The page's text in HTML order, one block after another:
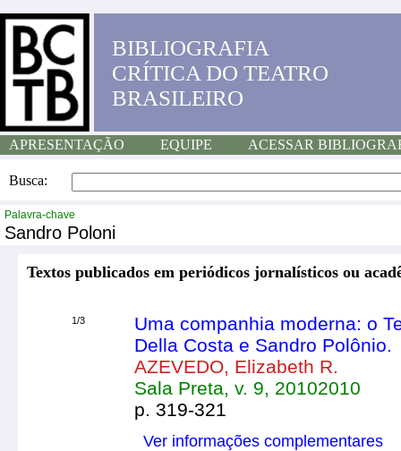
BIBLIOGRAFIA
CRÍTICA DO TEATRO
BRASILEIRO
APRESENTAÇÃO EQUIPE ACESSAR
Busca:
Palavra-chave
Sandro Poloni
Textos publicados em periódicos jornalísticos ou
1/3
Uma companhia moderna: o
Della Costa e Sandro Polônio.
AZEVEDO, Elizabeth R.
Sala Preta, v. 9, 20102010
p. 319-321
Ver informações complementares